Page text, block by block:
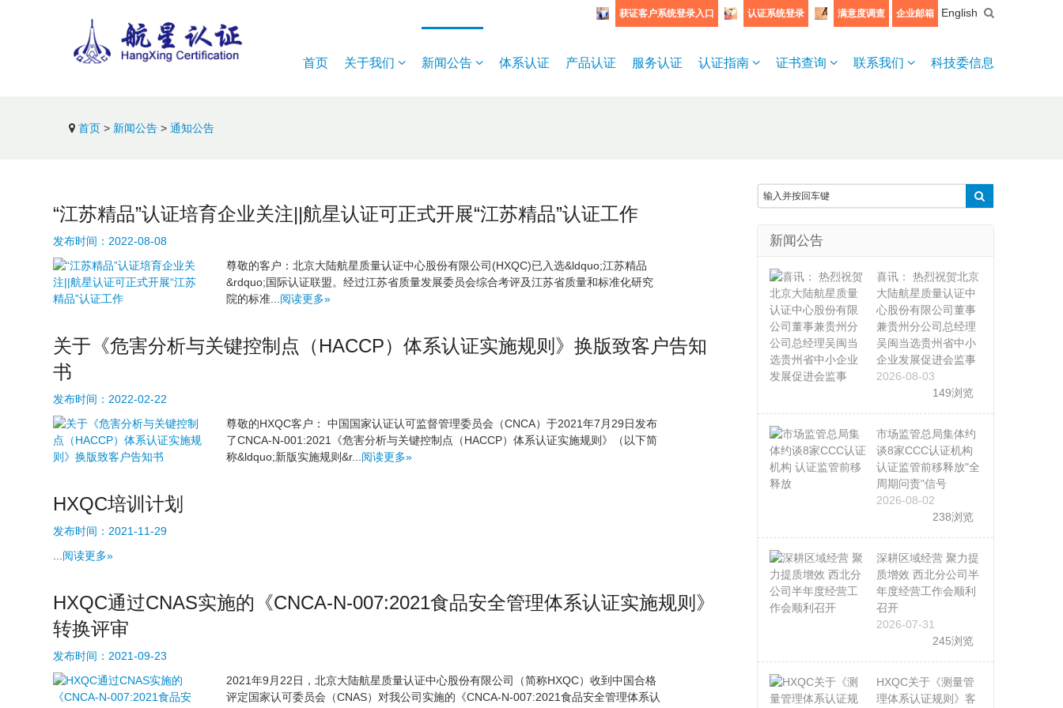
获证客户系统登录入口 认证系统登录 满意度调查 企业邮箱 English
首页 关于我们 新闻公告 体系认证 产品认证 服务认证 认证指南 证书查询 联系我们 科技委信息
首页 > 新闻公告 > 通知公告
“江苏精品”认证培育企业关注||航星认证可正式开展“江苏精品”认证工作
发布时间： 2022-08-08
尊敬的客户：北京大陆航星质量认证中心股份有限公司(HXQC)已入选&ldquo;江苏精品
&rdquo;国际认证联盟。经过江苏省质量发展委员会综合考评及江苏省质量和标准化研究
院的标准... 阅读更多»
关于《危害分析与关键控制点（HACCP）体系认证实施规则》换版致客户告知
书
发布时间： 2022-02-22
尊敬的HXQC客户： 中国国家认证认可监督管理委员会（CNCA）于2021年7月29日发布
了CNCA-N-001:2021《危害分析与关键控制点（HACCP）体系认证实施规则》（以下简
称&ldquo;新版实施规则&r... 阅读更多»
HXQC培训计划
发布时间： 2021-11-29
阅读更多»
HXQC通过CNAS实施的《CNCA-N-007:2021食品安全管理体系认证实施规则》
转换评审
发布时间： 2021-09-23
2021年9月22日，北京大陆航星质量认证中心股份有限公司（简称HXQC）收到中国合格
评定国家认可委员会（CNAS）对我公司实施的《CNCA-N-007:2021食品安全管理体系认
新闻公告
喜讯： 热烈祝贺北京
大陆航星质量认证中
心股份有限公司董事
兼贵州分公司总经理
吴闽当选贵州省中小
企业发展促进会监事
2026-08-03
149浏览
市场监管总局集体约
谈8家CCC认证机构
认证监管前移释放"全
周期问责"信号
2026-08-02
238浏览
深耕区域经营 聚力提
质增效 西北分公司半
年度经营工作会顺利
召开
2026-07-31
245浏览
HXQC关于《测量管
理体系认证规则》客